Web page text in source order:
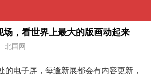
场，看世界上最大的版画动起来
北国网
的电子屏，每逢新展都会有内容更新，